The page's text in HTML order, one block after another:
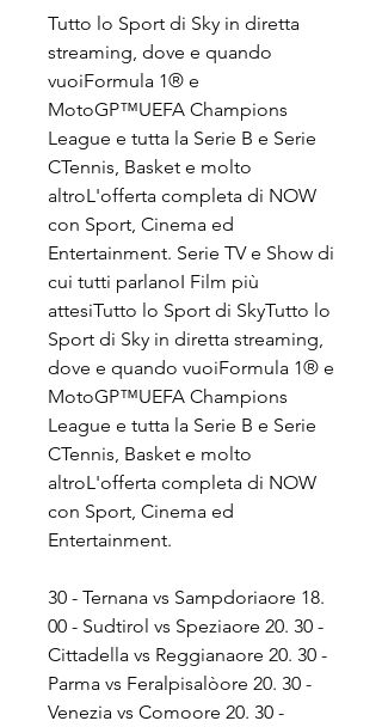
Tutto lo Sport di Sky in diretta
streaming, dove e quando
vuoiFormula 1® e
MotoGP™UEFA Champions
League e tutta la Serie B e Serie
CTennis, Basket e molto
altroL'offerta completa di NOW
con Sport, Cinema ed
Entertainment. Serie TV e Show di
cui tutti parlanoI Film più
attesiTutto lo Sport di SkyTutto lo
Sport di Sky in diretta streaming,
dove e quando vuoiFormula 1® e
MotoGP™UEFA Champions
League e tutta la Serie B e Serie
CTennis, Basket e molto
altroL'offerta completa di NOW
con Sport, Cinema ed
Entertainment.
30 - Ternana vs Sampdoriaore 18.
00 - Sudtirol vs Speziaore 20. 30 -
Cittadella vs Reggianaore 20. 30 -
Parma vs Feralpisalòore 20. 30 -
Venezia vs Comoore 20. 30 -